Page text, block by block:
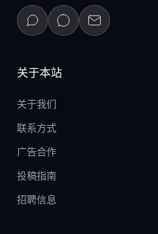
关于本站
关于我们
联系方式
广告合作
投稿指南
招聘信息